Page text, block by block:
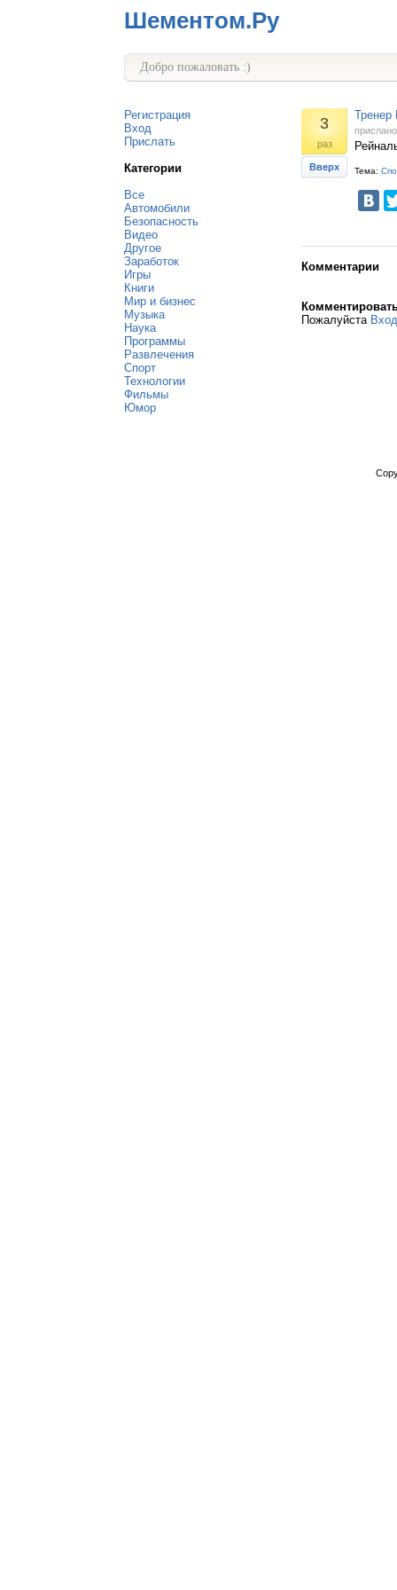
Шементом.Ру
Добро пожаловать :)
Регистрация
Вход
Прислать
Категории
Все
Автомобили
Безопасность
Видео
Другое
Заработок
Игры
Книги
Мир и бизнес
Музыка
Наука
Программы
Развлечения
Спорт
Технологии
Фильмы
Юмор
3
раз
Вверх
Тренер
Тема:
Комментарии
Пожалуйста Вход